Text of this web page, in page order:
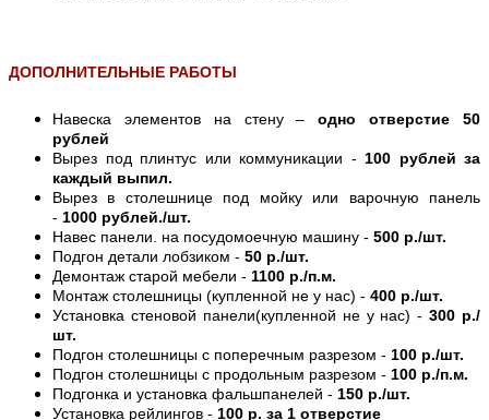
ДОПОЛНИТЕЛЬНЫЕ РАБОТЫ
Навеска элементов на стену –одно отверстие 50
рублей
Вырез под плинтус или коммуникации - 100 рублей за
каждый выпил.
Вырез в столешнице под мойку или варочную панель
- 1000 рублей./шт.
Навес панели. на посудомоечную машину - 500 р./шт.
Подгон детали лобзиком - 50 р./шт.
Демонтаж старой мебели - 1100 р./п.м.
Монтаж столешницы (купленной не у нас) - 400 р./шт.
Установка стеновой панели(купленной не у нас) -300 р./
шт.
Подгон столешницы с поперечным разрезом - 100 р./шт.
Подгон столешницы с продольным разрезом - 100 р./п.м.
Подгонка и установка фальшпанелей - 150 р./шт.
Установка рейлингов - 100 р. за 1 отверстие